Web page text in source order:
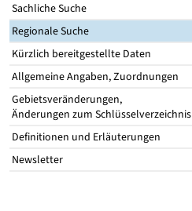
Sachliche Suche
Regionale Suche
Kürzlich bereitgestellte Daten
Allgemeine Angaben, Zuordnungen
Gebietsveränderungen,
Änderungen zum Schlüsselverzeichnis
Definitionen und Erläuterungen
Newsletter